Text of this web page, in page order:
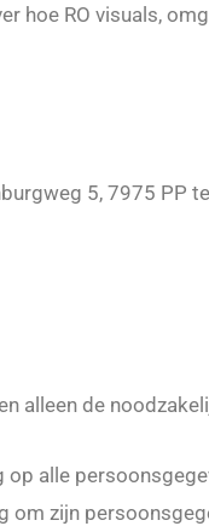
hoe RO visuals,
5, 7975 PP
alleen de
alle
zijn